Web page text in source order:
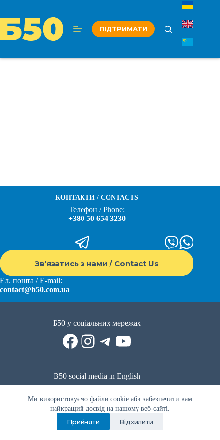
вмісту
Ми використовуємо файли cookie аби забезпечити вам
найкращий досвід на нашому веб-сайті.
Прийняти Відхилити
ПІДТРИМАТИ
КОНТАКТИ / CONTACTS
Телефон / Phone:
+380 50 654 3230
Зв'язатись з нами / Contact Us
Ел. пошта / E-mail:
contact@b50.com.ua
Б50 у соціальних мережах
Facebook
Instagram
Telegram
YouTube
B50 social media in English
Reddit
Facebook
LinkedIn
YouTube
WhatsApp
Політика приватності|Публічна оферта|Умови використання
Privacy Policy|Public offer Terms of use